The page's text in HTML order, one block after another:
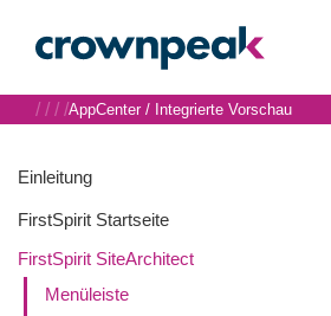
Einleitung
FirstSpirit Startseite
FirstSpirit SiteArchitect
Menüleiste
/ / / /AppCenter / Integrierte Vorschau